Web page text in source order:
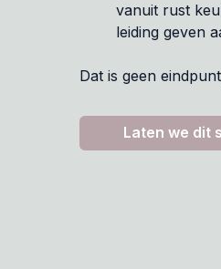
vanuit rust
leiding geven
Dat is geen
Laten we dit